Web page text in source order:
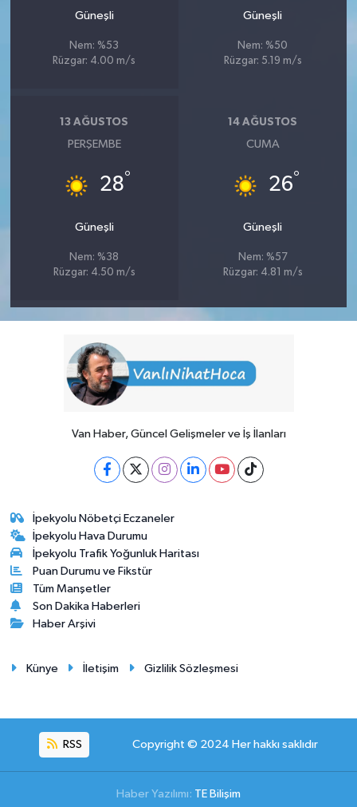
Güneşli
Nem: %53
Rüzgar: 4.00 m/s
Güneşli
Nem: %50
Rüzgar: 5.19 m/s
13 AĞUSTOS
PERŞEMBE
28°
Güneşli
Nem: %38
Rüzgar: 4.50 m/s
14 AĞUSTOS
CUMA
26°
Güneşli
Nem: %57
Rüzgar: 4.81 m/s
Van Haber, Güncel Gelişmeler ve İş İlanları
İpekyolu Nöbetçi Eczaneler
İpekyolu Hava Durumu
İpekyolu Trafik Yoğunluk Haritası
Puan Durumu ve Fikstür
Tüm Manşetler
Son Dakika Haberleri
Haber Arşivi
Künye İletişim Gizlilik Sözleşmesi
RSS Copyright © 2024 Her hakkı saklıdır
Haber Yazılımı: TE Bilişim